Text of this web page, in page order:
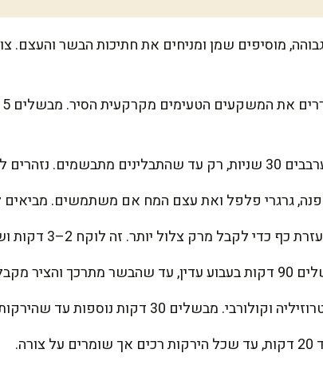
את התבלינים.
גרגרי פלפל ואת עצם המח אם משתמשים. מביאים
מרק צלול יותר. זה לוקח 2–3 דקות ושווה את ההשקעה.
מנחם.
דקות נוספות עד שהירקות מתחילים להתרכך.